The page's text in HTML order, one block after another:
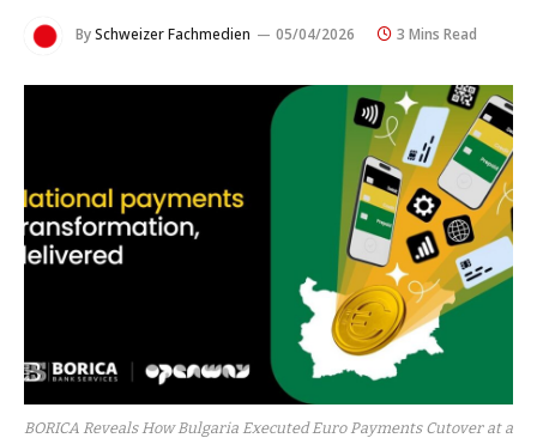
BySchweizer Fachmedien 05/04/2026 3 Mins Read
BORICA Reveals How Bulgaria Executed Euro Payments Cutover at a